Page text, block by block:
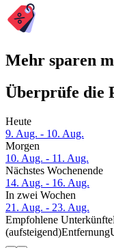
Mehr sparen
Überprüfe die
Heute
9. Aug. - 10. Aug.
Morgen
10. Aug. - 11. Aug.
Nächstes Wochenende
14. Aug. - 16. Aug.
In zwei Wochen
21. Aug. - 23. Aug.
Empfohlene Unterkünfte
(aufsteigend)Entfernung